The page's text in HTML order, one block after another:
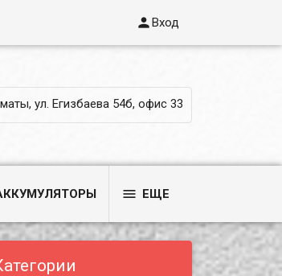
Вход
ул. Егизбаева 54б, офис 33
 ЕЩЕ